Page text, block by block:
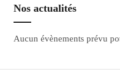
Nos actualités
Aucun évènements prévu